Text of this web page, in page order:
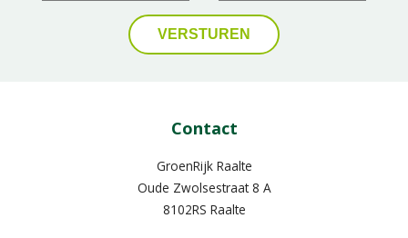
Contact
GroenRijk Raalte
Oude Zwolsestraat 8 A
8102RS Raalte